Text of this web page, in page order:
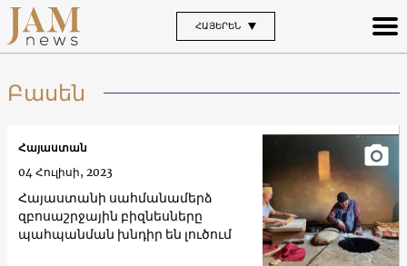
ՀԱՅԵՐԵՆ
Բասեն
Հայաստանի սահմանամերձ
զբոսաշրջային բիզնեսները
պահպանման խնդիր են լուծում
Հայաստան
04 Հուլիսի, 2023